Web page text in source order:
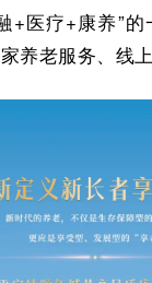
+医疗+康养”
养老服务、线上